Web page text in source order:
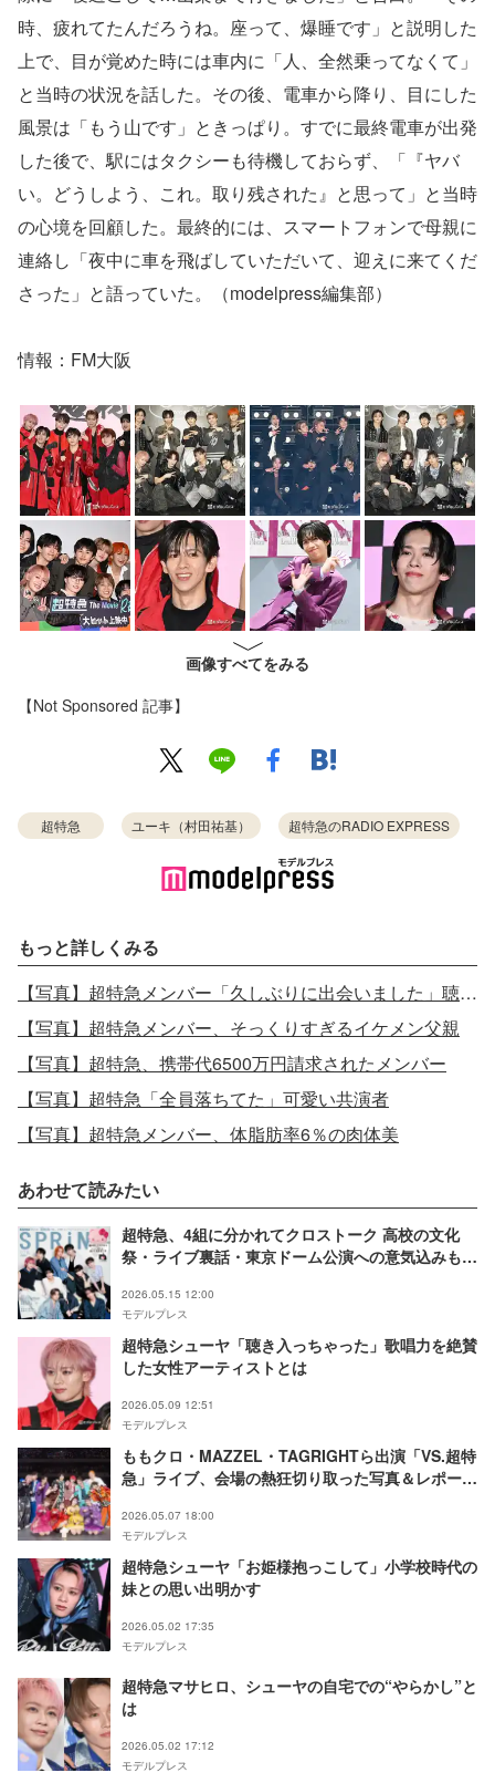
時、疲れてたんだろうね。座って、爆睡です」と説明した
上で、目が覚めた時には車内に「人、全然乗ってなくて」
と当時の状況を話した。その後、電車から降り、目にした
風景は「もう山です」ときっぱり。すでに最終電車が出発
した後で、駅にはタクシーも待機しておらず、「『ヤバ
い。どうしよう、これ。取り残された』と思って」と当時
の心境を回顧した。最終的には、スマートフォンで母親に
連絡し「夜中に車を飛ばしていただいて、迎えに来てくだ
さった」と語っていた。（modelpress編集部）
情報：FM大阪
画像すべてをみる
【Not Sponsored 記事】
超特急 ユーキ（村田祐基） 超特急のRADIO EXPRESS
もっと詳しくみる
【写真】超特急メンバー「久しぶりに出会いました」聴き入った女性シンガー
【写真】超特急メンバー、そっくりすぎるイケメン父親
【写真】超特急、携帯代6500万円請求されたメンバー
【写真】超特急「全員落ちてた」可愛い共演者
【写真】超特急メンバー、体脂肪率6％の肉体美
あわせて読みたい
超特急、4組に分かれてクロストーク 高校の文化
祭・ライブ裏話・東京ドーム公演への意気込みも
2026.05.15 12:00
モデルプレス
超特急シューヤ「聴き入っちゃった」歌唱力を絶賛
した女性アーティストとは
2026.05.09 12:51
モデルプレス
ももクロ・MAZZEL・TAGRIGHTら出演「VS.超特
急」ライブ、会場の熱狂切り取った写真＆レポート
2026.05.07 18:00
モデルプレス
超特急シューヤ「お姫様抱っこして」小学校時代の
妹との思い出明かす
2026.05.02 17:35
モデルプレス
超特急マサヒロ、シューヤの自宅での“やらかし”と
は
2026.05.02 17:12
モデルプレス